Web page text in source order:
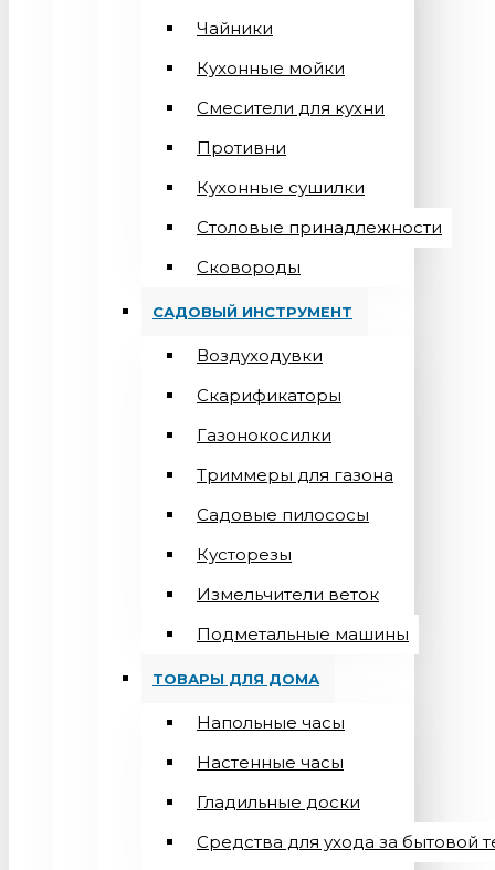
Чайники
Кухонные мойки
Смесители для кухни
Противни
Кухонные сушилки
Столовые принадлежности
Сковороды
САДОВЫЙ ИНСТРУМЕНТ
Воздуходувки
Скарификаторы
Газонокосилки
Триммеры для газона
Садовые пилососы
Кусторезы
Измельчители веток
Подметальные машины
ТОВАРЫ ДЛЯ ДОМА
Напольные часы
Настенные часы
Гладильные доски
Средства для ухода за бытовой